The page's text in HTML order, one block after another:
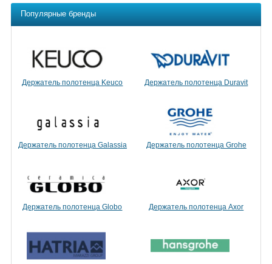
Популярные бренды
Держатель полотенца Keuco Держатель полотенца Duravit
Держатель полотенца Galassia Держатель полотенца Grohe
Держатель полотенца Globo Держатель полотенца Axor